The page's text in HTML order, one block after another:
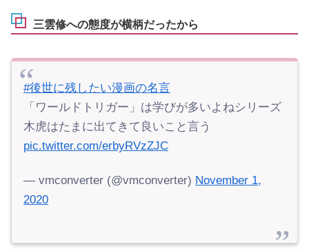
三雲修への態度が横柄だったから
#後世に残したい漫画の名言
「ワールドトリガー」は学びが多いよねシリーズ
木虎はたまに出てきて良いこと言う
pic.twitter.com/erbyRVzZJC
— vmconverter (@vmconverter) November 1,
2020